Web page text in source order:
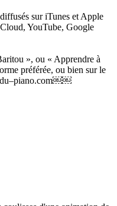
sur iTunes et Apple
YouTube, Google
», ou « Apprendre à
préférée, ou bien sur le